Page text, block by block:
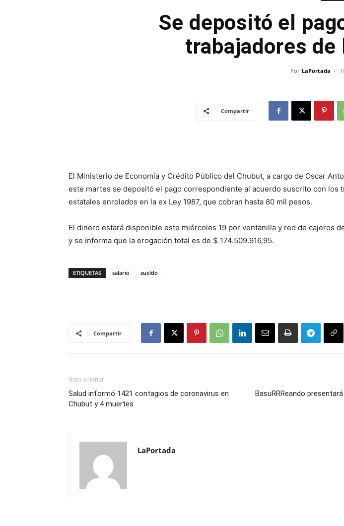
Se depositó el
trabajadores de
Por LaPortada -
Compartir
El Ministerio de Economía y Crédito Público del Chubut, a cargo de Oscar
este martes se depositó el pago correspondiente al acuerdo suscrito con los
estatales enrolados en la ex Ley 1987, que cobran hasta 80 mil pesos.
El dinero estará disponible este miércoles 19 por ventanilla y red de cajeros
y se informa que la erogación total es de $ 174.509.916,95.
ETIQUETAS salario sueldo
Compartir
Nota anterior
Salud informó 1421 contagios de coronavirus en
Chubut y 4 muertes
BasuRRReando
LaPortada